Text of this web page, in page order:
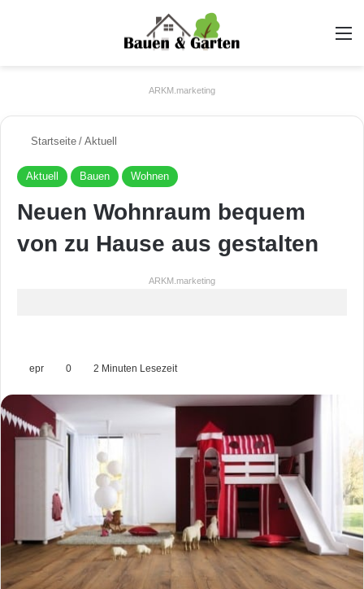
ARKM.marketing
Startseite / Aktuell
Aktuell Bauen Wohnen
Neuen Wohnraum bequem
von zu Hause aus gestalten
ARKM.marketing
epr 0 2 Minuten Lesezeit